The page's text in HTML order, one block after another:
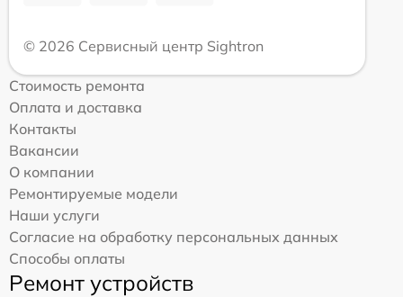
© 2026 Сервисный центр Sightron
Стоимость ремонта
Оплата и доставка
Контакты
Вакансии
О компании
Ремонтируемые модели
Наши услуги
Согласие на обработку персональных данных
Способы оплаты
Ремонт устройств